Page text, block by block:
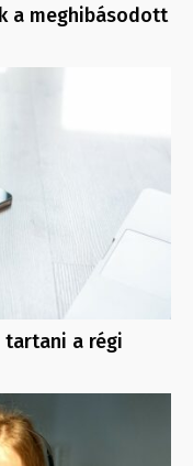
a meghibásodott
tartani a régi